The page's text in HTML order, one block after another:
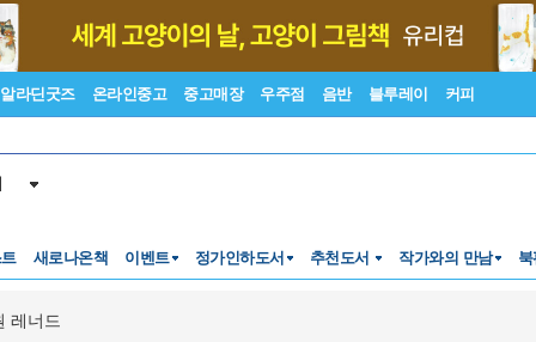
알라딘굿즈 온라인중고 중고매장 우주점 음반 블루레이 커피
새로나온책 이벤트 정가인하도서 추천도서 작가와의 만남
레너드